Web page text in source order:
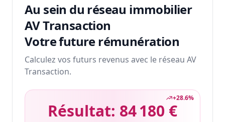
Au sein du réseau immobilier
AV Transaction
Votre future rémunération
Calculez vos futurs revenus avec le réseau AV
Transaction.
+28.6%
Résultat: 84 180 €